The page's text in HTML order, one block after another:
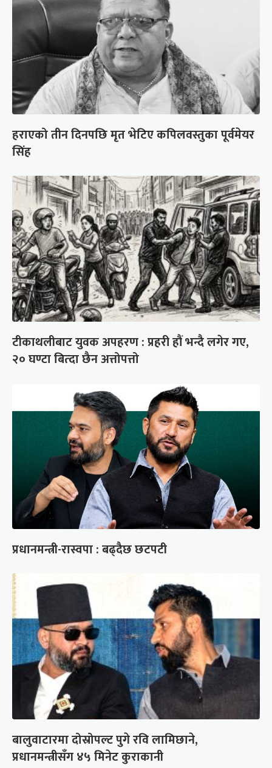
हराएको तीन दिनपछि मृत भेटिए कपिलवस्तुका पूर्वमेयर
सिंह
टीकाथलीबाट युवक अपहरण : प्रहरी हौं भन्दै लगेर गए,
२० घण्टा बित्दा छैन अत्तोपत्तो
प्रधानमन्त्री-रास्वपा : बढ्दैछ छटपटी
बालुवाटारमा दोस्रोपल्ट पुगे रवि लामिछाने,
प्रधानमन्त्रीसँग ४५ मिनेट कुराकानी